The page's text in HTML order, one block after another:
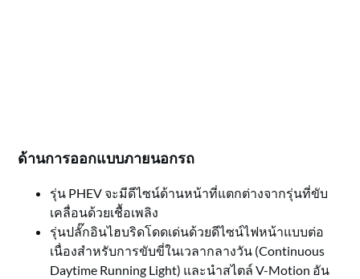
ด้านการออกแบบภายนอกรถ
รุ่น PHEV จะมีดีไซน์ด้านหน้าที่แตกต่างจากรุ่นที่ขับ
เคลื่อนด้วยเชื้อเพลิง
รุ่นปลั๊กอินไฮบริดโดดเด่นด้วยดีไซน์ไฟหน้าแบบต่อ
เนื่องสำหรับการขับขี่ในเวลากลางวัน (Continuous
Daytime Running Light) และนำสไตล์ V-Motion อัน